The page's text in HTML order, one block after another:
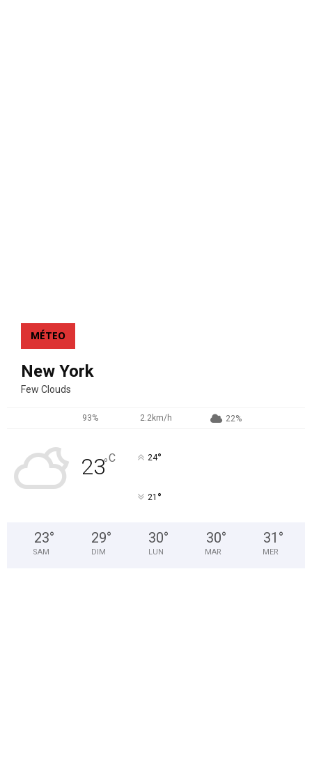
MÉTEO
New York
Few Clouds
93% 2.2km/h 22%
23°C 24°
21 °
23°
SAM
29°
DIM
30°
LUN
30°
MAR
31 °
MER